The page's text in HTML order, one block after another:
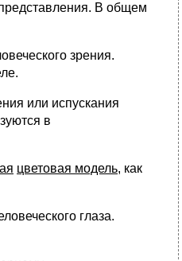
В общем
зрения.
или испускания
в
цветовая модель, как
глаза.